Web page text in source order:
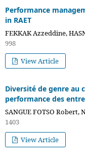
Performance
in RAET
FEKKAK Azzeddine,
998
View Article
Diversité de genre au
performance des
SANGUE FOTSO Robert,
1403
View Article